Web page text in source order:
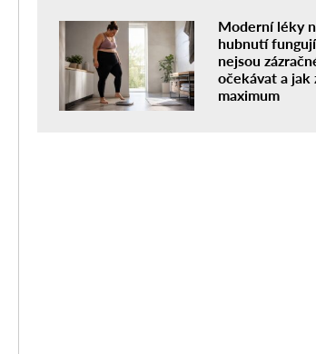
Moderní léky
hubnutí
nejsou
očekávat a jak
maximum